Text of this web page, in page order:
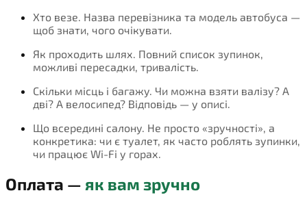
Хто везе. Назва перевізника та модель автобуса —
щоб знати, чого очікувати.
Як проходить шлях. Повний список зупинок,
можливі пересадки, тривалість.
Скільки місць і багажу. Чи можна взяти валізу? А
дві? А велосипед? Відповідь — у описі.
Що всередині салону. Не просто «зручності», а
конкретика: чи є туалет, як часто роблять зупинки,
чи працює Wi-Fi у горах.
Оплата — як вам зручно